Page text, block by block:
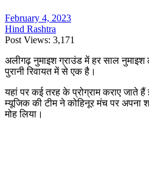
February 4, 2023
Hind Rashtra
Post Views: 3,171
अलीगढ़ नुमाइश ग्राउंड में हर साल
पुरानी रिवायत में से एक है।
यहां पर कई तरह के प्रोग्राम कराए जाते हैं
म्यूजिक की टीम ने कोहिनूर मंच पर अपना
मोह लिया।